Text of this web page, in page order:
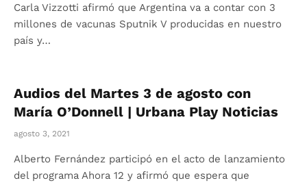
Carla Vizzotti afirmó que Argentina va a contar con 3
millones de vacunas Sputnik V producidas en nuestro
país y…
Audios del Martes 3 de agosto con
María O’Donnell | Urbana Play Noticias
agosto 3, 2021
Alberto Fernández participó en el acto de lanzamiento
del programa Ahora 12 y afirmó que espera que